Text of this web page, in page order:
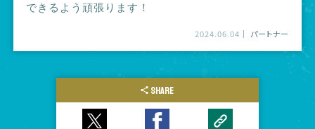
できるよう頑張ります！
2024.06.04 パートナー
SHARE